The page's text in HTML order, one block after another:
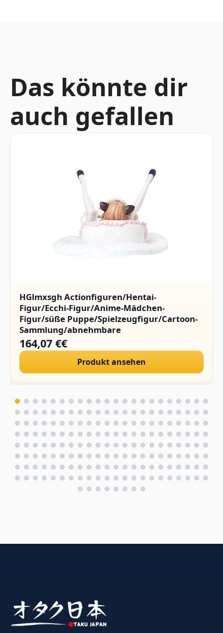
Das könnte dir
auch gefallen
HGlmxsgh Actionfiguren/Hentai-
Figur/Ecchi-Figur/Anime-Mädchen-
Figur/süße Puppe/Spielzeugfigur/Cartoon-
Sammlung/abnehmbare
Kleidung/Sammlerstücke/PVC/1/4.(Hard
Chest)
164,07 €€
Produkt ansehen